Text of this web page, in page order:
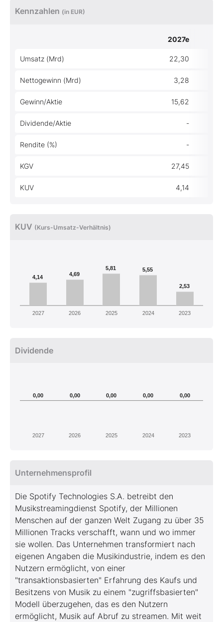
Kennzahlen (in EUR)
2027e
Umsatz (Mrd) 22,30
Nettogewinn (Mrd) 3,28
Gewinn/Aktie 15,62
Dividende/Aktie -
Rendite (%) -
KGV 27,45
KUV 4,14
KUV (Kurs-Umsatz-Verhältnis)
4,14 4,69
5,81 5,55
2,53
2027 2026 2025 2024 2023
Dividende
0,00 0,00 0,00 0,00 0,00
2027 2026 2025 2024 2023
Unternehmensprofil
Die Spotify Technologies S.A. betreibt den
Musikstreamingdienst Spotify, der Millionen
Menschen auf der ganzen Welt Zugang zu über 35
Millionen Tracks verschafft, wann und wo immer
sie wollen. Das Unternehmen transformiert nach
eigenen Angaben die Musikindustrie, indem es den
Nutzern ermöglicht, von einer
"transaktionsbasierten" Erfahrung des Kaufs und
Besitzens von Musik zu einem "zugriffsbasierten"
Modell überzugehen, das es den Nutzern
ermöglicht, Musik auf Abruf zu streamen. Mit weit